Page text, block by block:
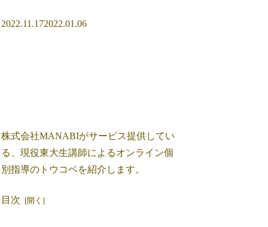
2022.11.172022.01.06
株式会社MANABIがサービス提供してい
る、現役東大生講師によるオンライン個
別指導のトウコベを紹介します。
目次